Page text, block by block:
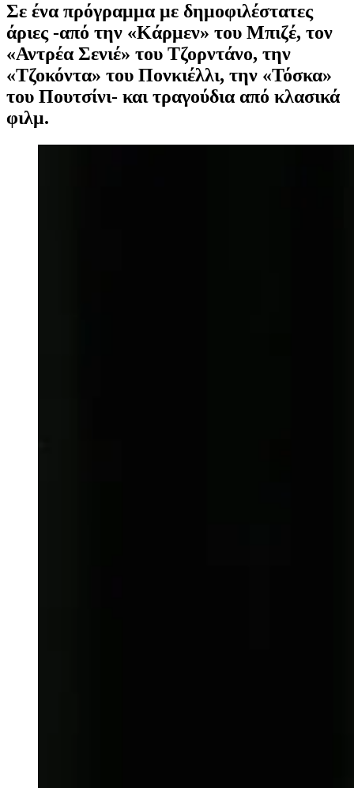
Σε ένα πρόγραμμα με δημοφιλέστατες
άριες -από την «Κάρμεν» του Μπιζέ, τον
«Αντρέα Σενιέ» του Τζορντάνο, την
«Τζοκόντα» του Πονκιέλλι, την «Τόσκα»
του Πουτσίνι- και τραγούδια από κλασικά
φιλμ.